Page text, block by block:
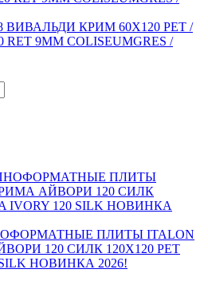
ВИВАЛЬДИ КРИМ 60X120 РЕТ /
9MM COLISEUMGRES /
ПЛИТЫ ITALON
120 СИЛК 120Х120 РЕТ
SILK НОВИНКА 2026!